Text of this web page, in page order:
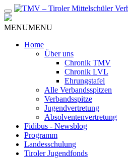
Zum
Inhalt
MENUMENU
Home
Über uns
Chronik TMV
Chronik LVL
Ehrungstafel
Alle Verbandsspitzen
Verbandsspitze
Jugendvertretung
Absolventenvertretung
Fidibus - Newsblog
Programm
Landesschulung
Tiroler Jugendfonds